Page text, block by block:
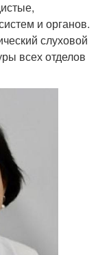
и органов.
слуховой
всех отделов